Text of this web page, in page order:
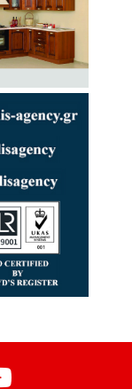
youtube